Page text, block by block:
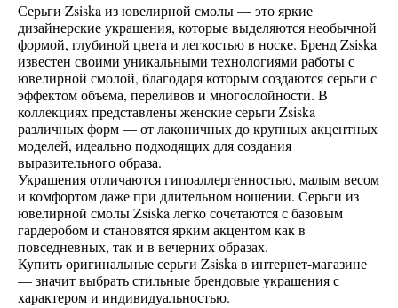
Серьги Zsiska из ювелирной смолы — это яркие
дизайнерские украшения, которые выделяются необычной
формой, глубиной цвета и легкостью в носке. Бренд Zsiska
известен своими уникальными технологиями работы с
ювелирной смолой, благодаря которым создаются серьги с
эффектом объема, переливов и многослойности. В
коллекциях представлены женские серьги Zsiska
различных форм — от лаконичных до крупных акцентных
моделей, идеально подходящих для создания
выразительного образа.
Украшения отличаются гипоаллергенностью, малым весом
и комфортом даже при длительном ношении. Серьги из
ювелирной смолы Zsiska легко сочетаются с базовым
гардеробом и становятся ярким акцентом как в
повседневных, так и в вечерних образах.
Купить оригинальные серьги Zsiska в интернет-магазине
— значит выбрать стильные брендовые украшения с
характером и индивидуальностью.